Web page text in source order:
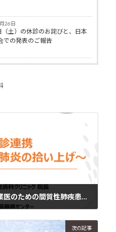
26日
土）の休診のお詫びと、日本
での発表のご報告
質性肺疾患セミナーを開催します｜
次の記事